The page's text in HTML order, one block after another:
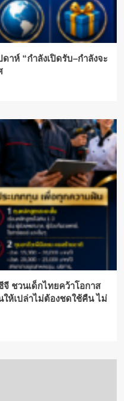
าห์ “กำลังเปิดรับ–กำลังจะ
ชวนเด็กไทยคว้าโอกาส
ห้เปล่าไม่ต้องชดใช้คืน ไม่